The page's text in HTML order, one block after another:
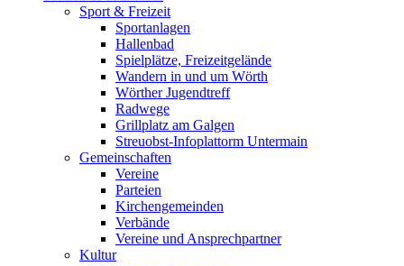
Sport & Freizeit
Sportanlagen
Hallenbad
Spielplätze, Freizeitgelände
Wandern in und um Wörth
Wörther Jugendtreff
Radwege
Grillplatz am Galgen
Streuobst-Infoplattorm Untermain
Gemeinschaften
Vereine
Parteien
Kirchengemeinden
Verbände
Vereine und Ansprechpartner
Kultur